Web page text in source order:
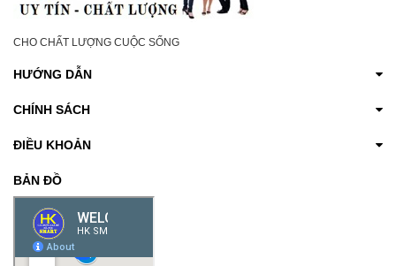
CHO CHẤT LƯỢNG CUỘC SỐNG
HƯỚNG DẪN
CHÍNH SÁCH
ĐIỀU KHOẢN
BẢN ĐỒ